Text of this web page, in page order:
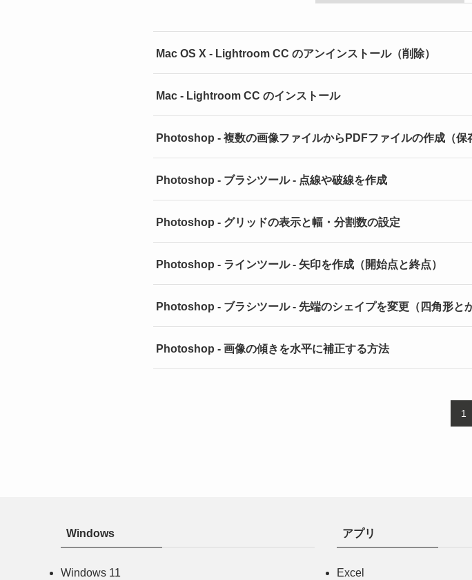
Mac OS X - Lightroom CC のアンインストール（削除）
Mac - Lightroom CC のインストール
Photoshop - 複数の画像ファイルからPDFファイルの作成（保
Photoshop - ブラシツール - 点線や破線を作成
Photoshop - グリッドの表示と幅・分割数の設定
Photoshop - ラインツール - 矢印を作成（開始点と終点）
Photoshop - ブラシツール - 先端のシェイプを変更（四角形とか
Photoshop - 画像の傾きを水平に補正する方法
1
Windows
Windows 11
アプリ
Excel